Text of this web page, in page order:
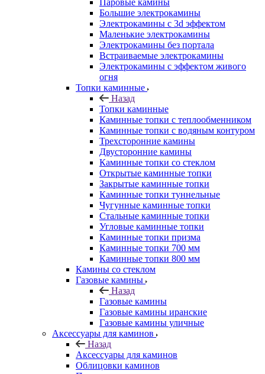
Паровые камины
Большие электрокамины
Электрокамины с 3d эффектом
Маленькие электрокамины
Электрокамины без портала
Встраиваемые электрокамины
Электрокамины с эффектом живого
огня
Топки каминные
Назад
Топки каминные
Каминные топки с теплообменником
Каминные топки с водяным контуром
Трехсторонние камины
Двусторонние камины
Каминные топки со стеклом
Открытые каминные топки
Закрытые каминные топки
Каминные топки туннельные
Чугунные каминные топки
Стальные каминные топки
Угловые каминные топки
Каминные топки призма
Каминные топки 700 мм
Каминные топки 800 мм
Камины со стеклом
Газовые камины
Назад
Газовые камины
Газовые камины иранские
Газовые камины уличные
Аксессуары для каминов
Назад
Аксессуары для каминов
Облицовки каминов